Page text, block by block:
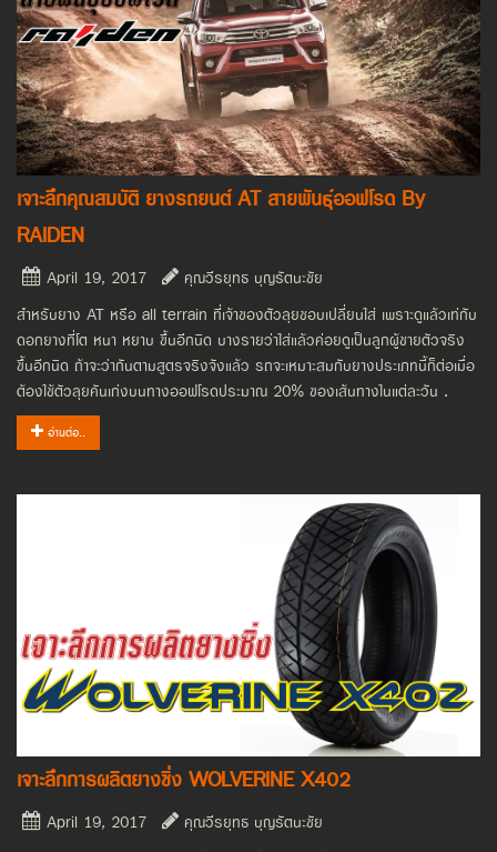
เจาะลึกคุณสมบัติ ยางรถยนต์ AT สายพันธุ์ออฟโรด By
RAIDEN
April 19, 2017
คุณวีรยุทธ บุญรัตนะชัย
สำหรับยาง AT หรือ all terrain ที่เจ้าของตัวลุยชอบเปลี่ยนใส่ เพราะดูแล้วเท่กับ
ดอกยางที่โต หนา หยาบ ขึ้นอีกนิด บางรายว่าใส่แล้วค่อยดูเป็นลูกผู้ชายตัวจริง
ขึ้นอีกนิด ถ้าจะว่ากันตามสูตรจริงจังแล้ว รถจะเหมาะสมกับยางประเภทนี้ก็ต่อเมื่อ
ต้องใช้ตัวลุยคันเก่งบนทางออฟโรดประมาณ 20% ของเส้นทางในแต่ละวัน .
อ่านต่อ..
เจาะลึกการผลิตยางซิ่ง WOLVERINE X402
April 19, 2017
คุณวีรยุทธ บุญรัตนะชัย